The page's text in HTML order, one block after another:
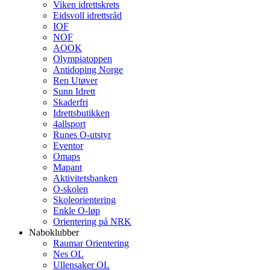
Viken idrettskrets
Eidsvoll idrettsråd
IOF
NOF
AOOK
Olympiatoppen
Antidoping Norge
Ren Utøver
Sunn Idrett
Skaderfri
Idrettsbutikken
4allsport
Runes O-utstyr
Eventor
Omaps
Mapant
Aktivitetsbanken
O-skolen
Skoleorientering
Enkle O-løp
Orientering på NRK
Naboklubber
Raumar Orientering
Nes OL
Ullensaker OL